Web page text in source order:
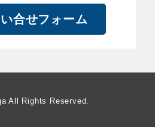
合せフォーム
All Rights Reserved.